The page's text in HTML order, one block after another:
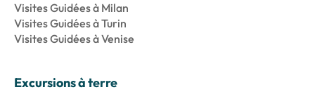
Visites Guidées à Milan
Visites Guidées à Turin
Visites Guidées à Venise
Excursions à terre